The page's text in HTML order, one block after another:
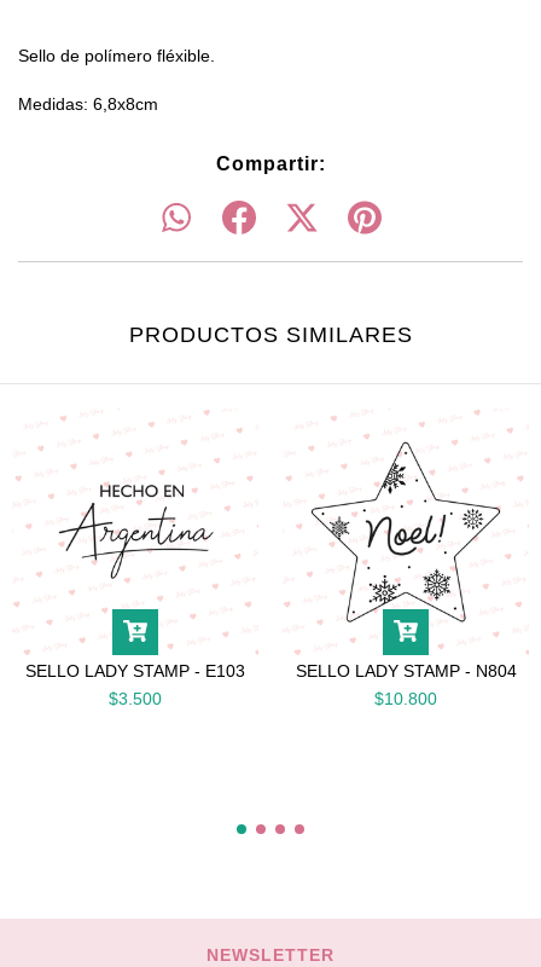
Sello de polímero fléxible.
Medidas: 6,8x8cm
Compartir:
PRODUCTOS SIMILARES
SELLO LADY STAMP - E103
$3.500
SELLO LADY STAMP - N804
$10.800
NEWSLETTER